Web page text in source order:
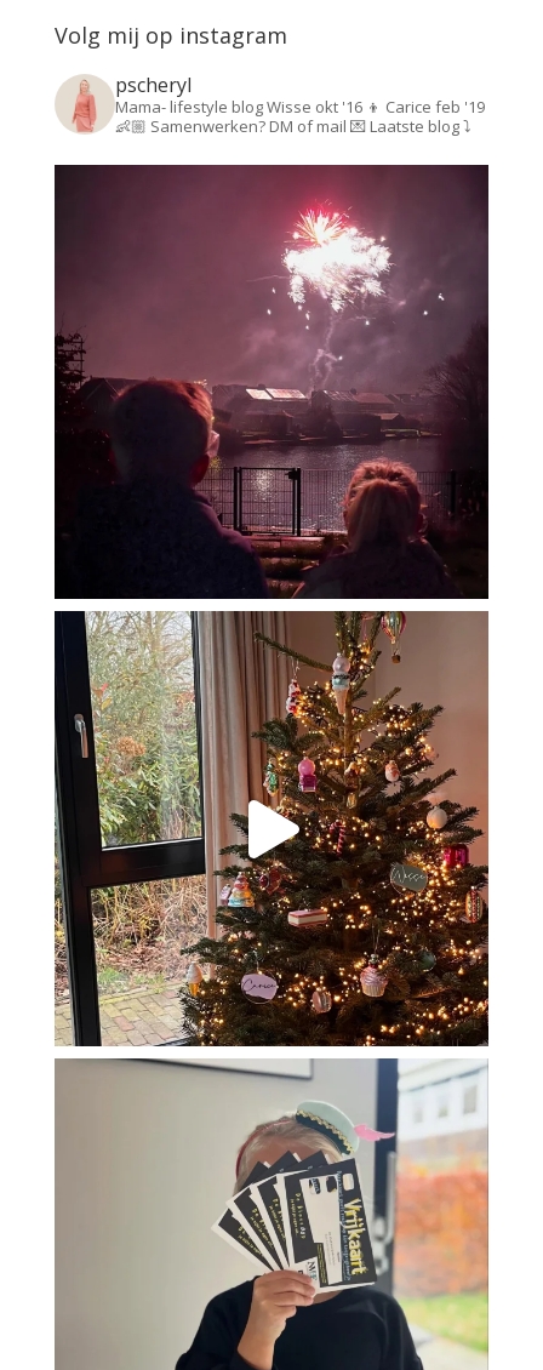
Volg mij op instagram
pscheryl
Mama- lifestyle blogWisse okt '16 👦 Carice feb '19
👶🏼 Samenwerken? DM of mail 💌Laatste blog ⤵️